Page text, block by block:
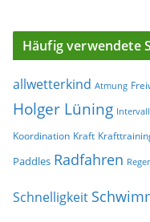
Häufig verwendete
allwetterkind Atmung
Holger Lüning
Koordination Kraft
Paddles Radfahren
Schnelligkeit